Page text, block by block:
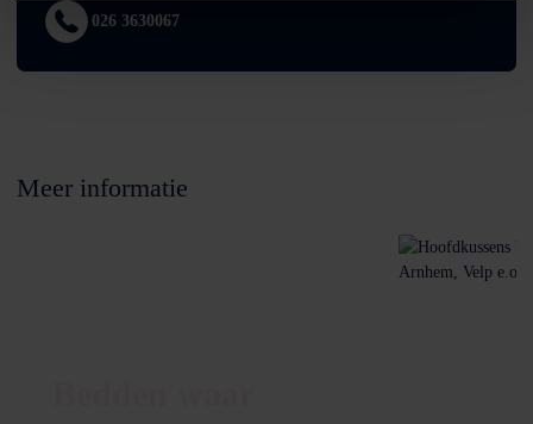
026 3630067
Meer informatie